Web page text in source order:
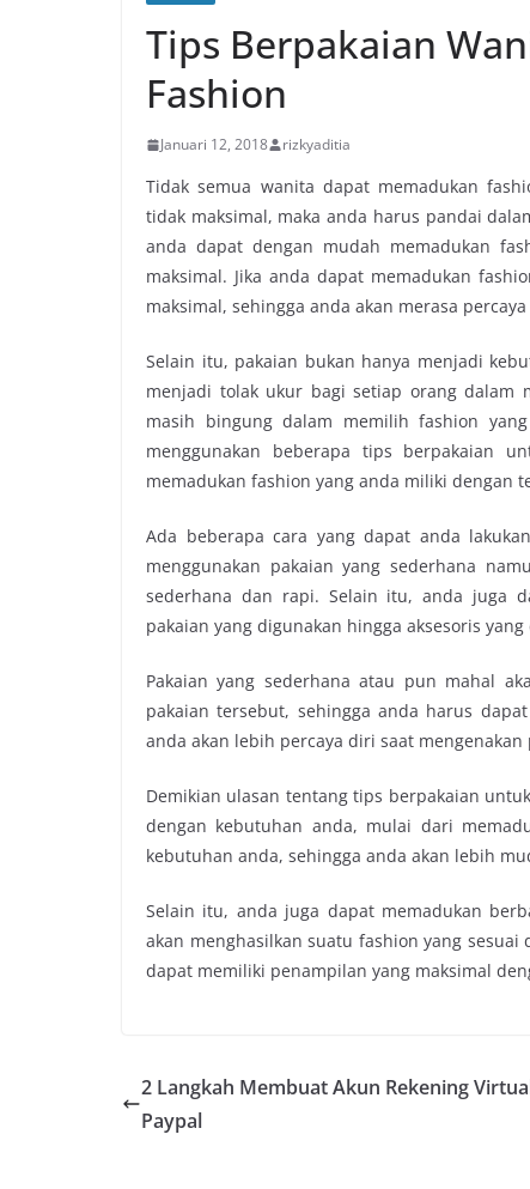
Tips Berpakaian
Fashion
Januari 12, 2018 rizkyaditia
Tidak semua wanita dapat memadukan
tidak maksimal, maka anda harus pandai
anda dapat dengan mudah memadukan
maksimal. Jika anda dapat memadukan
maksimal, sehingga anda akan merasa
Selain itu, pakaian bukan hanya menjadi
menjadi tolak ukur bagi setiap orang dalam
masih bingung dalam memilih fashion
menggunakan beberapa tips berpakaian
memadukan fashion yang anda miliki dengan
Ada beberapa cara yang dapat anda
menggunakan pakaian yang sederhana
sederhana dan rapi. Selain itu, anda juga
pakaian yang digunakan hingga aksesoris
Pakaian yang sederhana atau pun mahal
pakaian tersebut, sehingga anda harus
anda akan lebih percaya diri saat mengenakan
Demikian ulasan tentang tips berpakaian
dengan kebutuhan anda, mulai dari
kebutuhan anda, sehingga anda akan lebih
Selain itu, anda juga dapat memadukan
akan menghasilkan suatu fashion yang
dapat memiliki penampilan yang maksimal
2 Langkah Membuat Akun Rekening
Paypal